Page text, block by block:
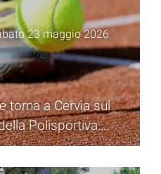
23 maggio 2026
torna a Cervia sui
Polisportiva